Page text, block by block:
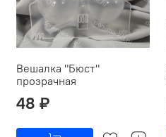
Вешалка "Бюст"
прозрачная
48 ₽